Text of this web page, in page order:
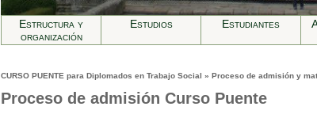
Estructura y
organización
Estudios Estudiantes
CURSO PUENTE para Diplomados en Trabajo Social » Proceso de admisión y
Proceso de admisión Curso Puente